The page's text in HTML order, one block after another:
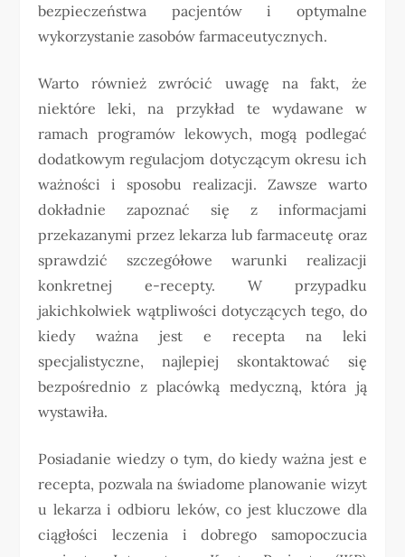
bezpieczeństwa pacjentów i optymalne
wykorzystanie zasobów farmaceutycznych.
Warto również zwrócić uwagę na fakt, że
niektóre leki, na przykład te wydawane w
ramach programów lekowych, mogą podlegać
dodatkowym regulacjom dotyczącym okresu ich
ważności i sposobu realizacji. Zawsze warto
dokładnie zapoznać się z informacjami
przekazanymi przez lekarza lub farmaceutę oraz
sprawdzić szczegółowe warunki realizacji
konkretnej e-recepty. W przypadku
jakichkolwiek wątpliwości dotyczących tego, do
kiedy ważna jest e recepta na leki
specjalistyczne, najlepiej skontaktować się
bezpośrednio z placówką medyczną, która ją
wystawiła.
Posiadanie wiedzy o tym, do kiedy ważna jest e
recepta, pozwala na świadome planowanie wizyt
u lekarza i odbioru leków, co jest kluczowe dla
ciągłości leczenia i dobrego samopoczucia